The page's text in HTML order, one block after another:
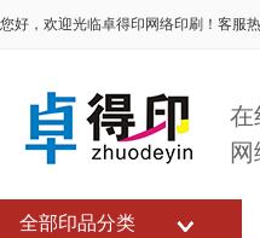
您好，欢迎光临卓得印网络印刷！客服热
在
全部印品分类